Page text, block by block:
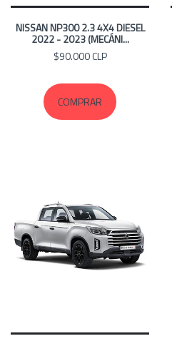
NISSAN NP300 2.3 4X4 DIESEL
2022 - 2023 (MECÁNI...
$90.000 CLP
COMPRAR